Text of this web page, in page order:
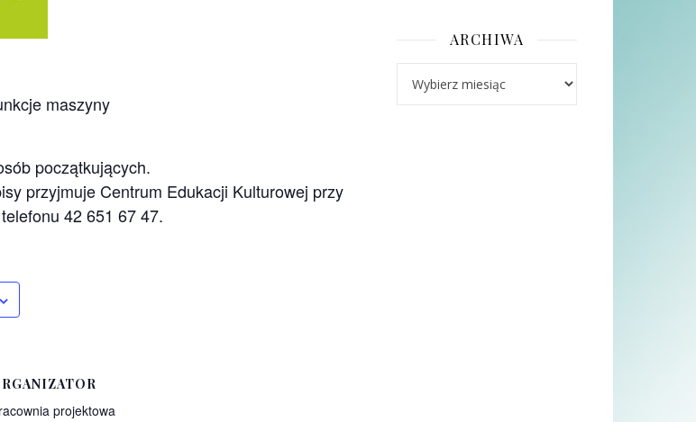
maszyny
początkujących.
przyjmuje Centrum Edukacji Kulturowej przy
42 651 67 47.
projektowa
ARCHIWA